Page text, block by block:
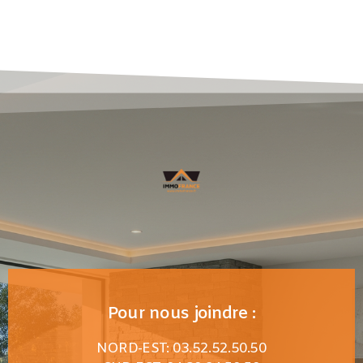
Pour nous joindre :
NORD-EST: 03.52.52.50.50